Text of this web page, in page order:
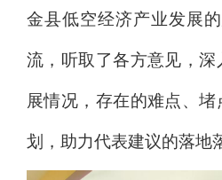
金县低空经济产业发展
流，听取了各方意见，
展情况，存在的难点、
划，助力代表建议的落地